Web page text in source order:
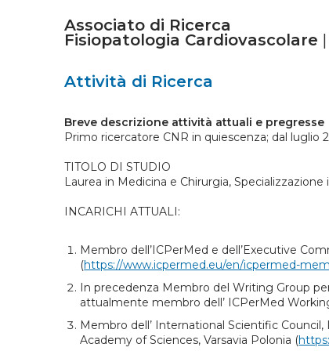
Associato di Ricerca
Fisiopatologia Cardiovascolare
Attività di Ricerca
Breve descrizione attività attuali e pregresse
Primo ricercatore CNR in quiescenza; dal luglio
TITOLO DI STUDIO
Laurea in Medicina e Chirurgia,
INCARICHI ATTUALI:
Membro dell’ICPerMed e dell’Executive
(https://www.icpermed.eu/en/icpermed-
In precedenza Membro del Writing Group
attualmente membro dell’ ICPerMed
Membro dell’ International Scientific
Academy of Sciences, Varsavia Polonia (